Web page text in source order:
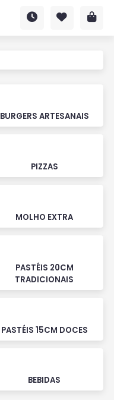
BURGERS ARTESANAIS
PIZZAS
MOLHO EXTRA
PASTÉIS 20CM
TRADICIONAIS
PASTÉIS 15CM DOCES
BEBIDAS